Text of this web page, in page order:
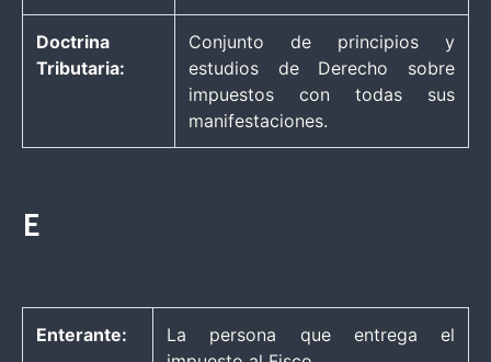
Doctrina
Tributaria:
Conjunto de principios y
estudios de Derecho sobre
impuestos con todas sus
manifestaciones.
E
Enterante:
La persona que entrega el